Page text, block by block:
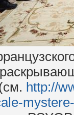
http://